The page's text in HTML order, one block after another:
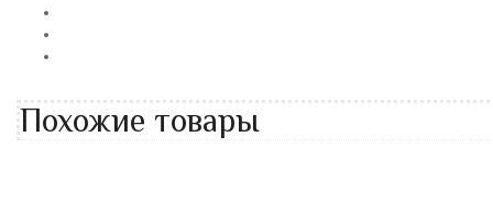
Похожие товары